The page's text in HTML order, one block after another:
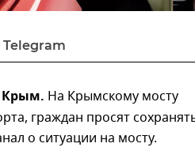
Telegram
Крым. На Крымскому мосту
граждан просят
о ситуации на мосту.